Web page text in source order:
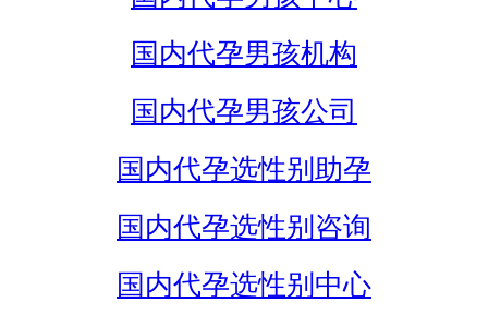
国内代孕男孩机构
国内代孕男孩公司
国内代孕选性别助孕
国内代孕选性别咨询
国内代孕选性别中心